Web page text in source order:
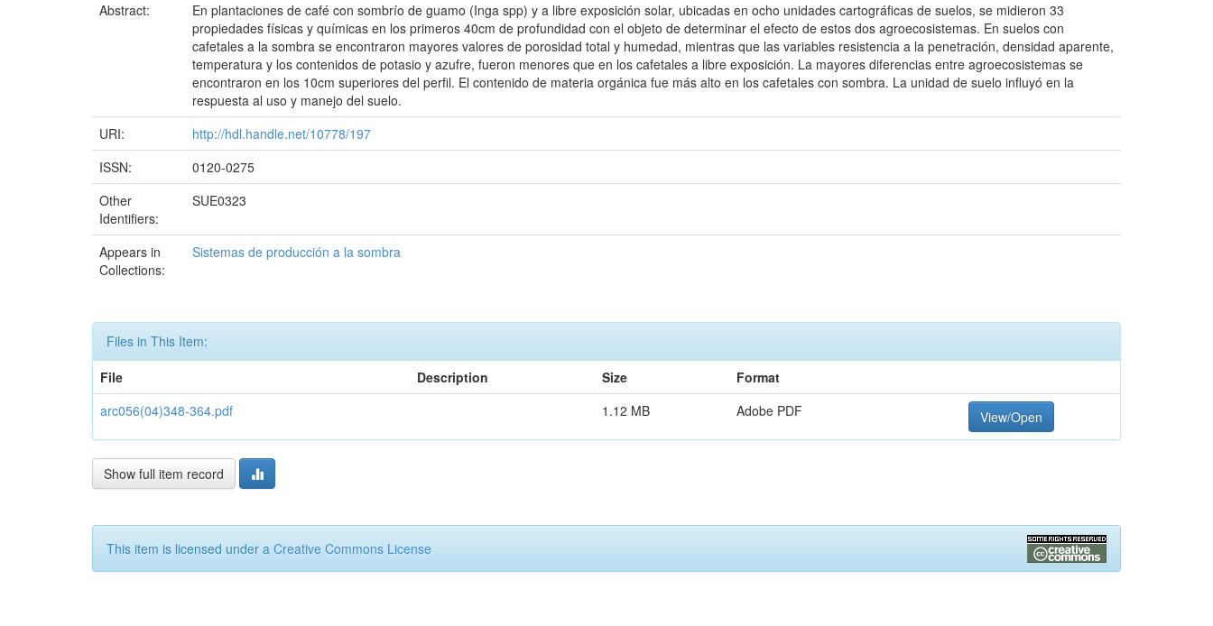
Abstract:
En plantaciones de café con sombrío de guamo (Inga spp) y a libre exposición solar, ubicadas en ocho unidades cartográficas de suelos, se midieron 33
propiedades físicas y químicas en los primeros 40cm de profundidad con el objeto de determinar el efecto de estos dos agroecosistemas. En suelos con
cafetales a la sombra se encontraron mayores valores de porosidad total y humedad, mientras que las variables resistencia a la penetración, densidad aparente,
temperatura y los contenidos de potasio y azufre, fueron menores que en los cafetales a libre exposición. La mayores diferencias entre agroecosistemas se
encontraron en los 10cm superiores del perfil. El contenido de materia orgánica fue más alto en los cafetales con sombra. La unidad de suelo influyó en la
respuesta al uso y manejo del suelo.
URI:
http://hdl.handle.net/10778/197
ISSN:
0120-0275
Other
Identifiers:
SUE0323
Appears in
Collections:
Sistemas de producción a la sombra
Files in This Item:
File
Description Size
Format
arc056(04)348-364.pdf
1.12 MB Adobe PDF View/Open
Show full item record
This item is licensed under a Creative Commons License